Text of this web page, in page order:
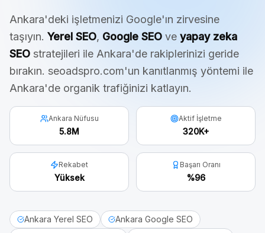
Ankara'deki işletmenizi Google'ın zirvesine
taşıyın. Yerel SEO, Google SEO ve yapay zeka
SEO stratejileri ile Ankara'de rakiplerinizi geride
bırakın. seoadspro.com'un kanıtlanmış yöntemi ile
Ankara'de organik trafiğinizi katlayın.
Ankara Nüfusu
5.8M
Aktif İşletme
320K+
Rekabet
Yüksek
Başarı Oranı
%96
Ankara Yerel SEO
Ankara Google SEO